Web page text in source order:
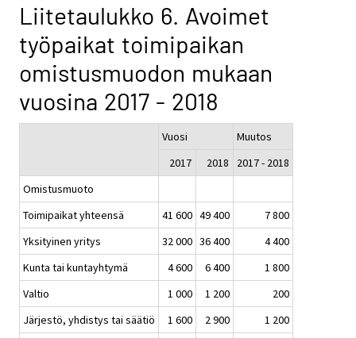
Liitetaulukko 6. Avoimet
työpaikat toimipaikan
omistusmuodon mukaan
vuosina 2017 - 2018
Vuosi
Muutos
2017
2018
2017 - 2018
Omistusmuoto
Toimipaikat yhteensä
41 600 49 400
7 800
Yksityinen yritys
32 000 36 400
4 400
Kunta tai kuntayhtymä
4 600 6 400
1 800
Valtio
1 000 1 200
200
Järjestö, yhdistys tai säätiö
1 600 2 900
1 200